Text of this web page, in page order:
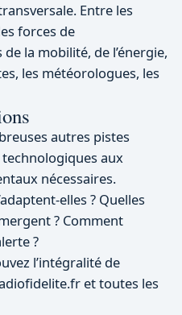
Entre les
forces de
la mobilité, de l’énergie,
les météorologues, les
autres pistes
aux
nécessaires.
elles ? Quelles
? Comment
?
l’intégralité de
et toutes les